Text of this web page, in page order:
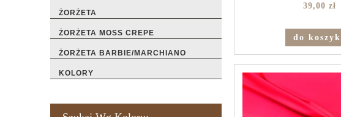
ŻORŻETA
ŻORŻETA MOSS CREPE
ŻORŻETA BARBIE/MARCHIANO
KOLORY
39,00 zł
do